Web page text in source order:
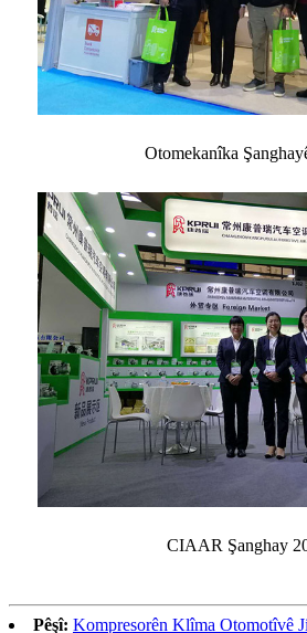
Otomekanîka
CIAAR Şanghay
Pêşî: Kompresorên Klîma Otomotîvê